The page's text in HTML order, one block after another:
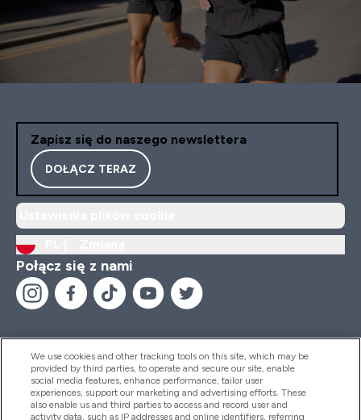
Zapisz się do naszego newslettera
DOŁĄCZ TERAZ
Połącz się z nami
Pomoc I Informacja
We use cookies and other tracking tools on this site, which may be
provided by third parties, to operate and secure our site, enable
social media features, enhance performance, tailor user
experiences, support our marketing and advertising efforts. These
also enable us and third parties to access and record user and
activity data, such as IP addresses and online identifiers, referring